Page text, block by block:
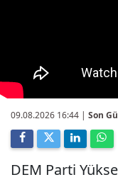
09.08.2026 16:44 | Son
DEM Parti